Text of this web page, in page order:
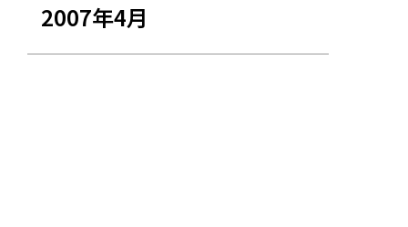
2007年4月